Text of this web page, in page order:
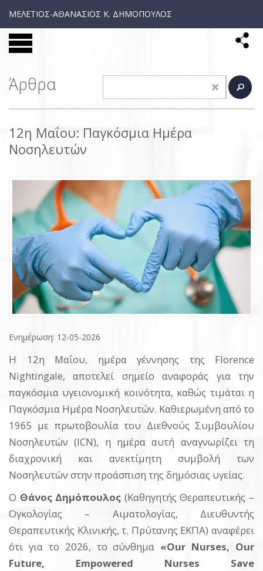
ΜΕΛΕΤΙΟΣ-ΑΘΑΝΑΣΙΟΣ Κ. ΔΗΜΟΠΟΥΛΟΣ
Άρθρα
12η Μαΐου: Παγκόσμια Ημέρα
Νοσηλευτών
Ενημέρωση: 12-05-2026
Η 12η Μαΐου, ημέρα γέννησης της Florence
Nightingale, αποτελεί σημείο αναφοράς για την
παγκόσμια υγειονομική κοινότητα, καθώς τιμάται η
Παγκόσμια Ημέρα Νοσηλευτών. Καθιερωμένη από το
1965 με πρωτοβουλία του Διεθνούς Συμβουλίου
Νοσηλευτών (ICN), η ημέρα αυτή αναγνωρίζει τη
διαχρονική και ανεκτίμητη συμβολή των
Νοσηλευτών στην προάσπιση της δημόσιας υγείας.
Ο Θάνος Δημόπουλος (Καθηγητής Θεραπευτικής –
Ογκολογίας – Αιματολογίας, Διευθυντής
Θεραπευτικής Κλινικής, τ. Πρύτανης ΕΚΠΑ) αναφέρει
ότι για το 2026, το σύνθημα «Our Nurses, Our
Future, Empowered Nurses Save